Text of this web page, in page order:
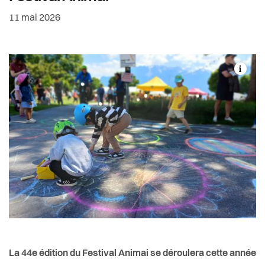
Règlements
Date de rédaction:
11 mai 2026
La 44e édition du Festival Animai se déroulera cette année